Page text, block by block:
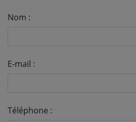
Nom :
E-mail :
Téléphone :